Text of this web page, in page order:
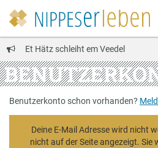
Et Hätz schleiht em Veedel
Benutzerkonto schon vorhanden?
Deine E-Mail Adresse wird nicht
nicht auf der Seite angezeigt. Sie